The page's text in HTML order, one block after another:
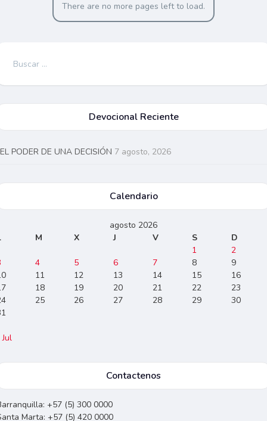
There are no more pages left to load.
Buscar:
Devocional Reciente
EL PODER DE UNA DECISIÓN 7 agosto, 2026
Calendario
agosto 2026
M X J V S
D
1
2
4 5 6 7 8
9
11 12 13 14 15
16
18 19 20 21 22
23
25 26 27 28 29
30
Jul
Contactenos
+57 (5) 300 0000
Marta: +57 (5) 420 0000